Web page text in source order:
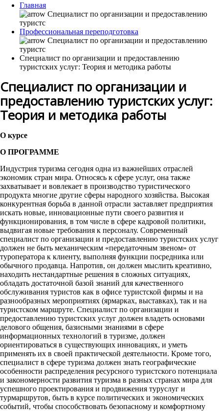
Главная
Профессиональная переподготовка
Специалист по организации и предоставлению
туристских услуг: Теория и методика работы
Специалист по организации и
предоставлению туристских услуг:
Теория и методика работы
О курсе
О ПРОГРАММЕ
Индустрия туризма сегодня одна из важнейших отраслей
экономик стран мира. Относясь к сфере услуг, она также
захватывает и вовлекает в производство туристического
продукта многие другие сферы народного хозяйства. Высокая
конкурентная борьба в данной отрасли заставляет предприятия
искать новые, инновационные пути своего развития и
функционирования, в том числе в сфере кадровой политики,
выдвигая новые требования к персоналу. Современный
специалист по организации и предоставлению туристских услуг
должен не быть механическим «передаточным звеном» от
туроператора к клиенту, выполняя функции посредника или
обычного продавца. Напротив, он должен мыслить креативно,
находить нестандартные решения в сложных ситуациях,
обладать достаточной базой знаний для качественного
обслуживания туристов как в офисе туристской фирмы и на
разнообразных мероприятиях (ярмарках, выставках), так и на
туристском маршруте. Специалист по организации и
предоставлению туристских услуг должен владеть основами
делового общения, базисными знаниями в сфере
информационных технологий в туризме, должен
ориентироваться в существующих инновациях, и уметь
применять их в своей практической деятельности. Кроме того,
специалист в сфере туризма должен знать географические
особенности распределения ресурсного туристского потенциала
и закономерности развития туризма в разных странах мира для
успешного проектирования и продвижения туруслуг и
турмаршрутов, быть в курсе политических и экономических
событий, чтобы способствовать безопасному и комфортному